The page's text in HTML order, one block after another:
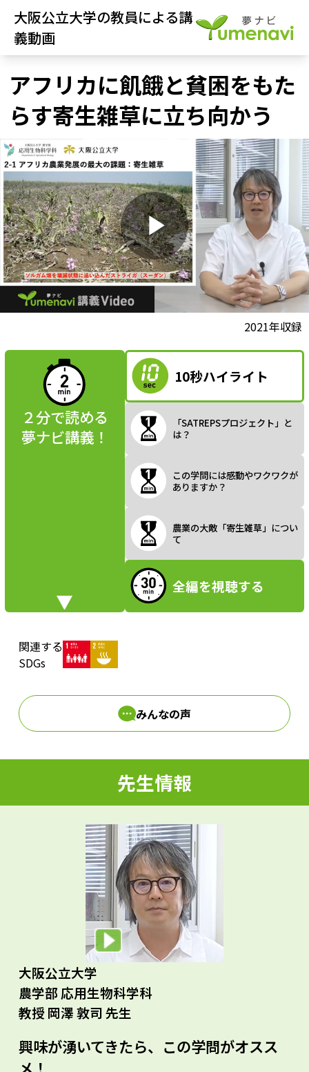
大阪公立大学の教員による講
義動画
アフリカに飢餓と貧困をもた
らす寄生雑草に立ち向かう
P
a
y
V
i
e
o
2021年収録
２分で読める
夢ナビ講義！
10秒ハイライト
「SATREPSプロジェクト」と
は？
この学問には感動やワクワクが
ありますか？
農業の大敵「寄生雑草」につい
て
全編を視聴する
関連する
SDGs
みんなの声
先生情報
大阪公立大学
農学部 応用生物科学科
教授 岡澤 敦司 先生
興味が湧いてきたら、この学問がオスス
メ！